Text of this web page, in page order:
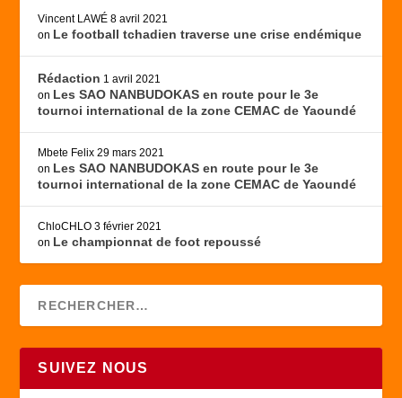
Vincent LAWÉ 8 avril 2021
on Le football tchadien traverse une crise endémique
Rédaction 1 avril 2021
on Les SAO NANBUDOKAS en route pour le 3e
tournoi international de la zone CEMAC de Yaoundé
Mbete Felix 29 mars 2021
on Les SAO NANBUDOKAS en route pour le 3e
tournoi international de la zone CEMAC de Yaoundé
ChloCHLO 3 février 2021
on Le championnat de foot repoussé
SUIVEZ NOUS